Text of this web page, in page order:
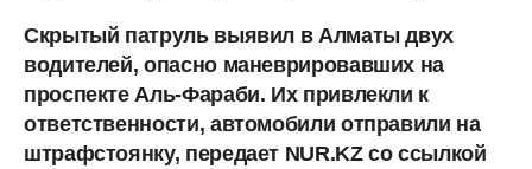
Скрытый патруль выявил в Алматы двух
водителей, опасно маневрировавших на
проспекте Аль-Фараби. Их привлекли к
ответственности, автомобили отправили на
штрафстоянку, передает NUR.KZ со ссылкой